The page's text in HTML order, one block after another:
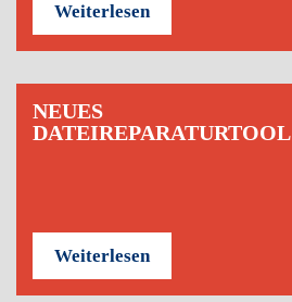
Weiterlesen
NEUES
DATEIREPARATURTOOL
Weiterlesen